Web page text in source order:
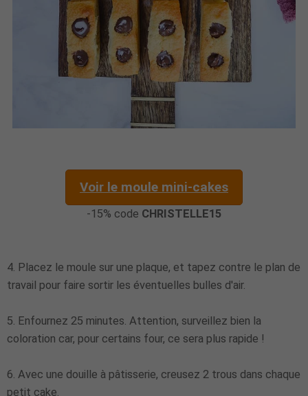
Voir le moule mini-cakes
-15% code CHRISTELLE15
4. Placez le moule sur une plaque, et tapez contre le plan de
travail pour faire sortir les éventuelles bulles d'air.
5. Enfournez 25 minutes. Attention, surveillez bien la
coloration car, pour certains four, ce sera plus rapide !
6. Avec une douille à pâtisserie, creusez 2 trous dans chaque
petit cake.